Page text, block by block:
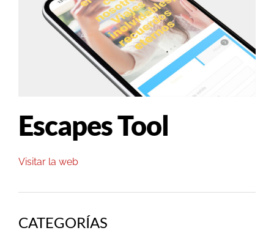
Escapes Tool
Visitar la web
CATEGORÍAS